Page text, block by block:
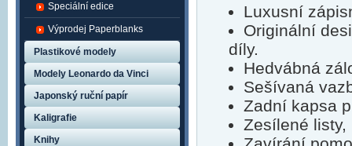
Luxusní
Originální
díly.
Hedvábná
Sešívaná
Zadní kapsa
Zesílené
Speciální edice
Výprodej Paperblanks
Plastikové modely
Modely Leonardo da Vinci
Japonský ruční papír
Kaligrafie
Knihy